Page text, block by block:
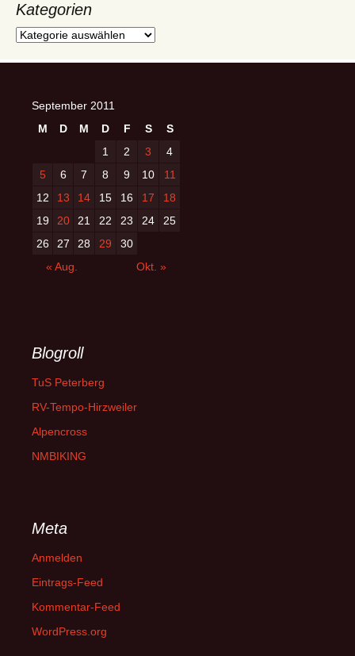
Kategorien
Kategorien
September 2011
M
D M D F S
S
1
2 3
4
5
6 7 8 9 10
11
12
13 14 15 16 17
18
19
20 21 22 23 24
25
26
27 28 29
30
« Aug.
Okt. »
Blogroll
TuS Peterberg
RV-Tempo-Hirzweiler
Alpencross
NMBIKING
Meta
Anmelden
Eintrags-Feed
Kommentar-Feed
WordPress.org